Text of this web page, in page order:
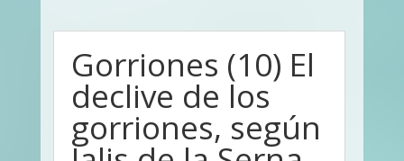
Gorriones (10) El
declive de los
gorriones, según